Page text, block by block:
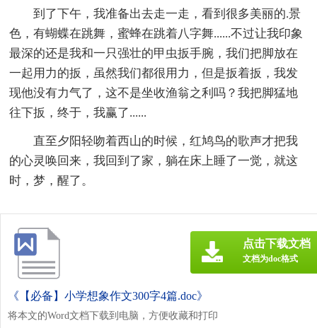
到了下午，我准备出去走一走，看到很多美丽的.景
色，有蝴蝶在跳舞，蜜蜂在跳着八字舞......不过让我印象
最深的还是我和一只强壮的甲虫扳手腕，我们把脚放在
一起用力的扳，虽然我们都很用力，但是扳着扳，我发
现他没有力气了，这不是坐收渔翁之利吗？我把脚猛地
往下扳，终于，我赢了......
直至夕阳轻吻着西山的时候，红鸠鸟的歌声才把我
的心灵唤回来，我回到了家，躺在床上睡了一觉，就这
时，梦，醒了。
《【必备】小学想象作文300字4篇.doc》
将本文的Word文档下载到电脑，方便收藏和打印
点击下载文档
文档为doc格式